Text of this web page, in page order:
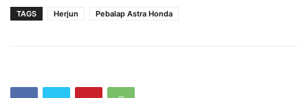
TAGS Herjun Pebalap Astra Honda